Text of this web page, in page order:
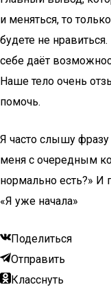
и меняться, то
будете не
себе даёт
Наше тело очень
помочь.
Я часто слышу
меня с очередным
нормально есть?» И
«Я уже начала»
Поделиться
Отправить
Класснуть